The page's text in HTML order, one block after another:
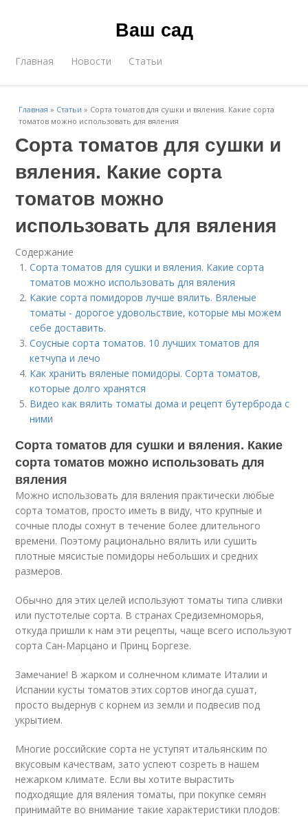
Ваш сад
Главная Новости Статьи
Главная » Статьи » Сорта томатов для сушки и вяления. Какие сорта
томатов можно использовать для вяления
Сорта томатов для сушки и
вяления. Какие сорта
томатов можно
использовать для вяления
Содержание
Сорта томатов для сушки и вяления. Какие сорта
томатов можно использовать для вяления
Какие сорта помидоров лучше вялить. Вяленые
томаты - дорогое удовольствие, которые мы можем
себе доставить.
Соусные сорта томатов. 10 лучших томатов для
кетчупа и лечо
Как хранить вяленые помидоры. Сорта томатов,
которые долго хранятся
Видео как вялить томаты дома и рецепт бутерброда с
ними
Сорта томатов для сушки и вяления. Какие
сорта томатов можно использовать для
вяления
Можно использовать для вяления практически любые
сорта томатов, просто иметь в виду, что крупные и
сочные плоды сохнут в течение более длительного
времени. Поэтому рационально вялить или сушить
плотные мясистые помидоры небольших и средних
размеров.
Обычно для этих целей используют томаты типа сливки
или пустотелые сорта. В странах Средиземноморья,
откуда пришли к нам эти рецепты, чаще всего используют
сорта Сан-Марцано и Принц Боргезе.
Замечание! В жарком и солнечном климате Италии и
Испании кусты томатов этих сортов иногда сушат,
просто выдернув с корнем из земли и подвесив под
укрытием.
Многие российские сорта не уступят итальянским по
вкусовым качествам, зато успеют созреть в нашем
нежарком климате. Если вы хотите вырастить
подходящие для вяления томаты, при покупке семян
принимайте во внимание такие характеристики плодов: